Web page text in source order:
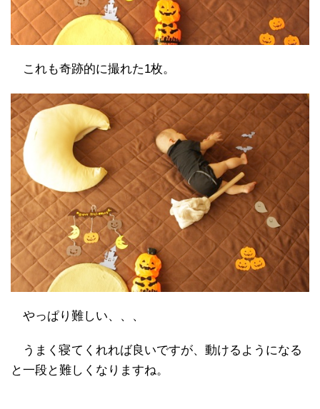
これも奇跡的に撮れた1枚。
やっぱり難しい、、、
うまく寝てくれれば良いですが、動けるようになる
と一段と難しくなりますね。